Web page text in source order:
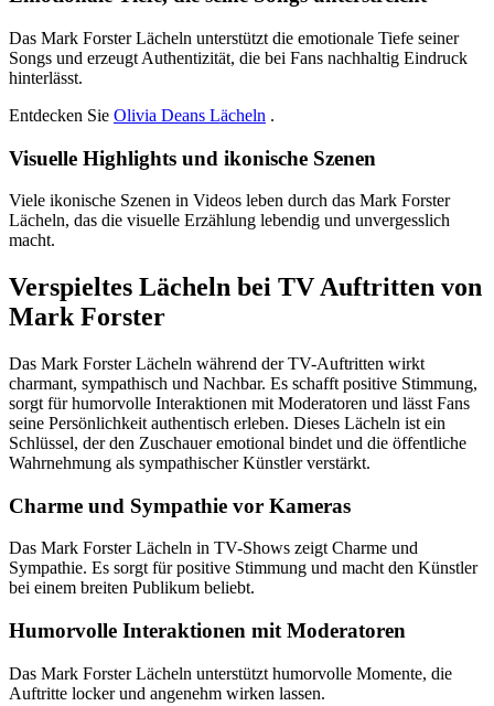
Das Mark Forster Lächeln unterstützt die emotionale Tiefe seiner
Songs und erzeugt Authentizität, die bei Fans nachhaltig Eindruck
hinterlässt.
Entdecken Sie Olivia Deans Lächeln .
Visuelle Highlights und ikonische Szenen
Viele ikonische Szenen in Videos leben durch das Mark Forster
Lächeln, das die visuelle Erzählung lebendig und unvergesslich
macht.
Verspieltes Lächeln bei TV Auftritten von
Mark Forster
Das Mark Forster Lächeln während der TV-Auftritten wirkt
charmant, sympathisch und Nachbar. Es schafft positive Stimmung,
sorgt für humorvolle Interaktionen mit Moderatoren und lässt Fans
seine Persönlichkeit authentisch erleben. Dieses Lächeln ist ein
Schlüssel, der den Zuschauer emotional bindet und die öffentliche
Wahrnehmung als sympathischer Künstler verstärkt.
Charme und Sympathie vor Kameras
Das Mark Forster Lächeln in TV-Shows zeigt Charme und
Sympathie. Es sorgt für positive Stimmung und macht den Künstler
bei einem breiten Publikum beliebt.
Humorvolle Interaktionen mit Moderatoren
Das Mark Forster Lächeln unterstützt humorvolle Momente, die
Auftritte locker und angenehm wirken lassen.